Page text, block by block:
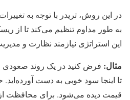
در این روش، تریدر با توجه به
به طور مداوم تنظیم می‌کند تا از
این استراتژی نیازمند نظارت و
مثال: فرض کنید در یک روند صعودی
تا اینجا سود خوبی به دست آورده‌اید.
قیمت دیده می‌شود. برای محافظت